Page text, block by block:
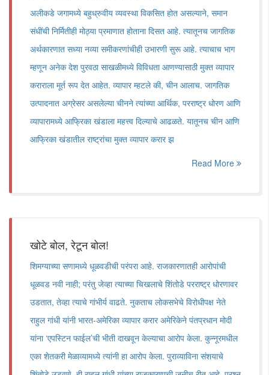
अलीकडे जगामध्ये बहुध्रुवीय व्यवस्था विकसित होत असल्याने, समान
संधींची निर्मितीही मोठ्या प्रमाणात होताना दिसत आहे. त्यातूनच जागतिक
अर्थकारणात सध्या नव्या समीकरणांचीही उभारणी सुरू आहे. त्याचाच भाग
म्हणून अनेक देश पुरवठा साखळीमध्ये विविधता आणण्यासाठी मुक्त व्यापार
कराराला मूर्त रूप देत आहेत. व्यापार म्हटले की, चीन आलाच. जागतिक
उत्पादनात अग्रेसर असलेल्या चीनने त्यांच्या आर्थिक, परराष्ट्र धोरण आणि
व्यापारामध्ये आफ्रिका खंडाला महत्त्व दिल्याचे आढळते. यातूनच चीन आणि
आफ्रिका खंडातील राष्ट्रांचा मुक्त व्यापार करार झ
Read More
खोटे बोल, रेटून बोल!
शिमग्याच्या सणामध्ये धूळवडीची परंपरा आहे. राजकारणातही आरोपांची
धूळवड नवी नाही; परंतु जेव्हा त्याच्या चिखलाचे शिंतोडे परराष्ट्र धोरणावर
उडतात, तेव्हा त्याचे गांभीर्य वाढते. नुकताच लोकसभेचे विरोधीपक्ष नेते
राहुल गांधी यांनी भारत-अमेरिका व्यापार करार अमेरिकेने पंतप्रधान मोदी
यांना ‌‘एपस्टिन फाईल‌’ची भीती दाखवून केल्याचा आरोप केला. कुन्नूरमधील
एका शेतकरी मेळाव्यामध्ये त्यांनी हा आरोप केला. पुराव्याविना संशयाचे